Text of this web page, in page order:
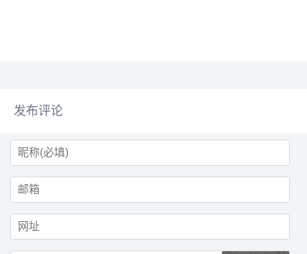
发布评论